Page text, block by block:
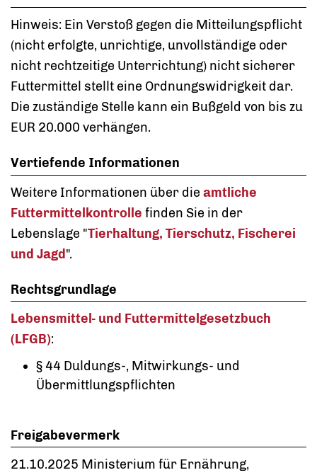
Hinweis: Ein Verstoß gegen die Mitteilungspflicht
(nicht erfolgte, unrichtige, unvollständige oder
nicht rechtzeitige Unterrichtung) nicht sicherer
Futtermittel stellt eine Ordnungswidrigkeit dar.
Die zuständige Stelle kann ein Bußgeld von bis zu
EUR 20.000 verhängen.
Vertiefende Informationen
Weitere Informationen über die amtliche
Futtermittelkontrolle finden Sie in der
Lebenslage "Tierhaltung, Tierschutz, Fischerei
und Jagd".
Rechtsgrundlage
Lebensmittel- und Futtermittelgesetzbuch
(LFGB):
§ 44 Duldungs-, Mitwirkungs- und
Übermittlungspflichten
Freigabevermerk
21.10.2025 Ministerium für Ernährung,